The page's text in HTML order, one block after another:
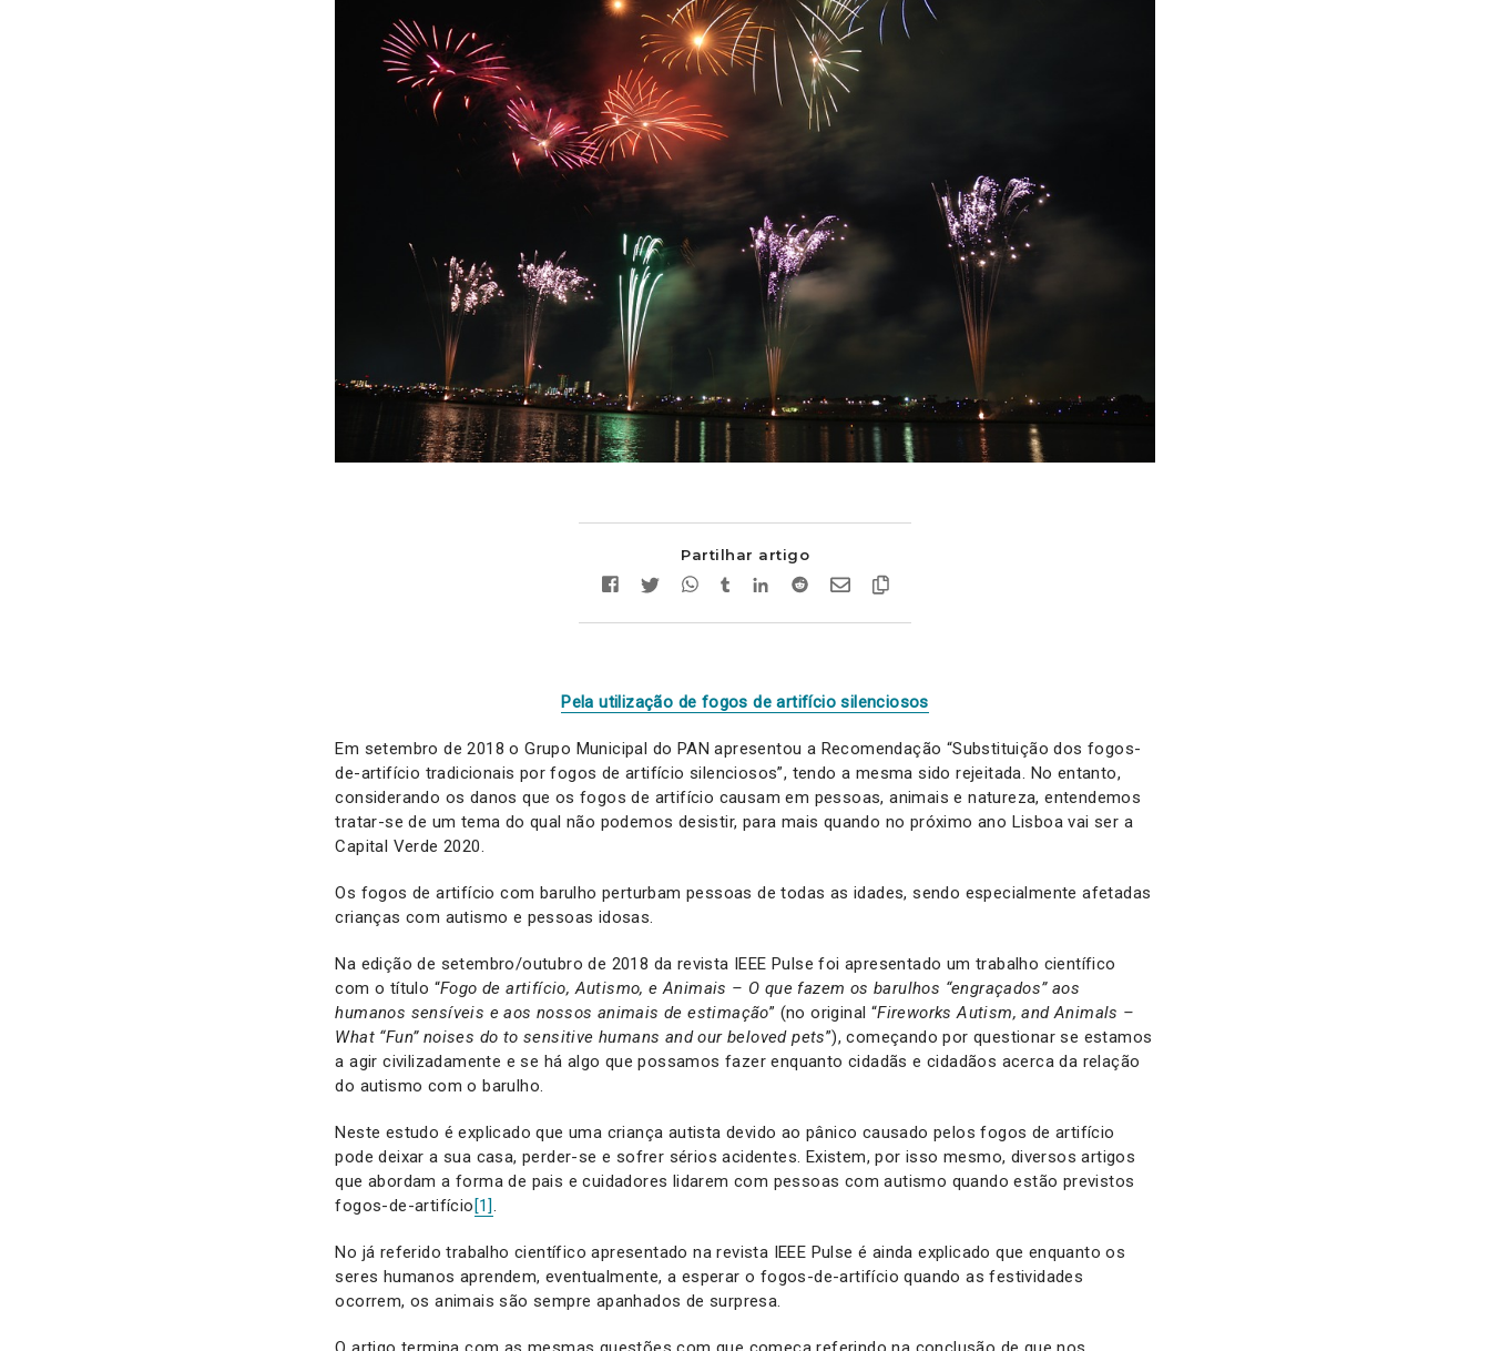
Partilhar artigo
Pela utilização de fogos de artifício silenciosos
Em setembro de 2018 o Grupo Municipal do PAN apresentou a Recomendação “Substituição dos fogos-
de-artifício tradicionais por fogos de artifício silenciosos”, tendo a mesma sido rejeitada. No entanto,
considerando os danos que os fogos de artifício causam em pessoas, animais e natureza, entendemos
tratar-se de um tema do qual não podemos desistir, para mais quando no próximo ano Lisboa vai ser a
Capital Verde 2020.
Os fogos de artifício com barulho perturbam pessoas de todas as idades, sendo especialmente afetadas
crianças com autismo e pessoas idosas.
Na edição de setembro/outubro de 2018 da revista IEEE Pulse foi apresentado um trabalho científico
com o título “Fogo de artifício, Autismo, e Animais – O que fazem os barulhos “engraçados” aos
humanos sensíveis e aos nossos animais de estimação” (no original “Fireworks Autism, and Animals –
What “Fun” noises do to sensitive humans and our beloved pets”), começando por questionar se estamos
a agir civilizadamente e se há algo que possamos fazer enquanto cidadãs e cidadãos acerca da relação
do autismo com o barulho.
Neste estudo é explicado que uma criança autista devido ao pânico causado pelos fogos de artifício
pode deixar a sua casa, perder-se e sofrer sérios acidentes. Existem, por isso mesmo, diversos artigos
que abordam a forma de pais e cuidadores lidarem com pessoas com autismo quando estão previstos
fogos-de-artifício [1].
No já referido trabalho científico apresentado na revista IEEE Pulse é ainda explicado que enquanto os
seres humanos aprendem, eventualmente, a esperar o fogos-de-artifício quando as festividades
ocorrem, os animais são sempre apanhados de surpresa.